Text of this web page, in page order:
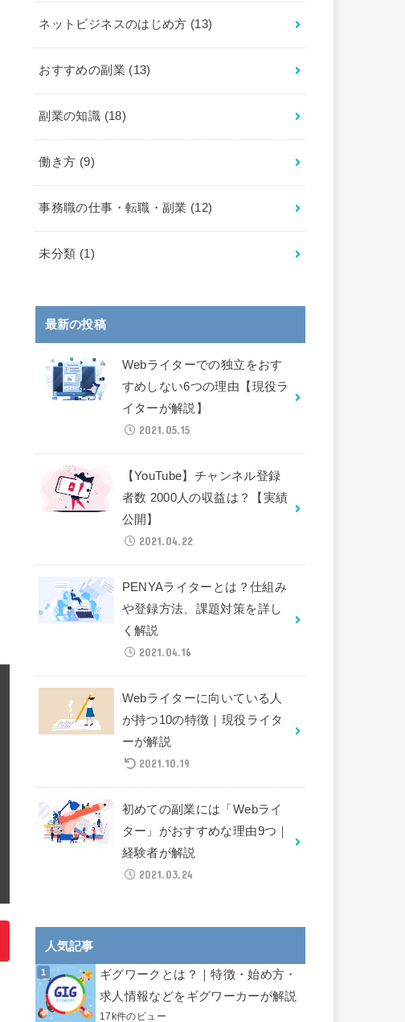
ネットビジネスのはじめ方 (13)
おすすめの副業 (13)
副業の知識 (18)
働き方 (9)
事務職の仕事・転職・副業 (12)
未分類 (1)
最新の投稿
Webライターでの独立をおす
すめしない6つの理由【現役ラ
イターが解説】
2021.05.15
【YouTube】チャンネル登録
者数 2000人の収益は？【実績
公開】
2021.04.22
PENYAライターとは？仕組み
や登録方法、課題対策を詳し
く解説
2021.04.16
Webライターに向いている人
が持つ10の特徴｜現役ライタ
ーが解説
2021.10.19
初めての副業には「Webライ
ター」がおすすめな理由9つ｜
経験者が解説
2021.03.24
人気記事
ギグワークとは？｜特徴・始め方・
求人情報などをギグワーカーが解説
17k件のビュー